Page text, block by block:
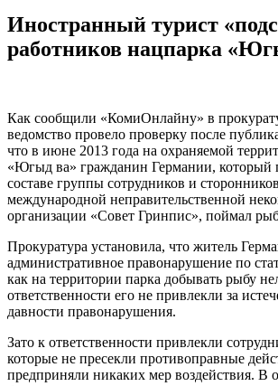
Иностранный турист
работников нацпарка
Как сообщили «КомиОнлайну» в
ведомство провело проверку после
что в июне 2013 года на охраняемой
«Югыд ва» гражданин Германии,
составе группы сотрудников и
международной неправительственной
организации «Совет Гринпис», поймал
Прокуратура установила, что житель
административное правонарушение по
как на территории парка добывать рыбу
ответственности его не привлекли за
давности правонарушения.
Зато к ответственности привлекли
которые не пресекли противоправные
предприняли никаких мер воздействия. В